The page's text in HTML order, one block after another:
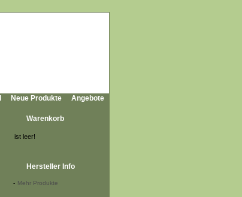
Neue Produkte Angebote
Warenkorb
ist leer!
Hersteller Info
- Mehr Produkte